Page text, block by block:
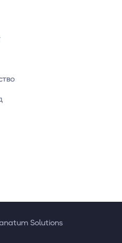
Solutions